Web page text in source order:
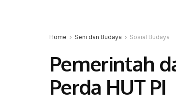
Home Seni dan Budaya Sosial Budaya
Pemerintah
Perda HUT PI